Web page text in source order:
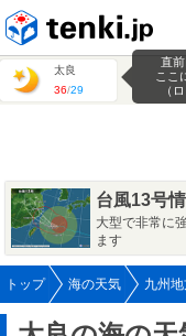
太良
36/29
直
ここ
（
台風13号
大型で非常に
ます
トップ 海の天気 九州